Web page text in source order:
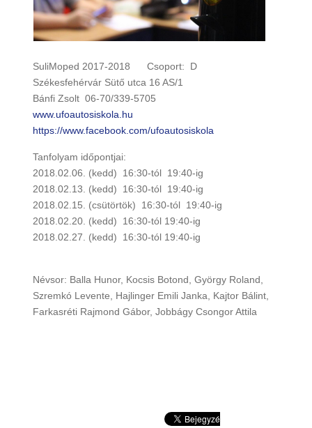
SuliMoped 2017-2018 Csoport: D
Székesfehérvár Sütő utca 16 AS/1
Bánfi Zsolt 06-70/339-5705
www.ufoautosiskola.hu
https://www.facebook.com/ufoautosiskola
Tanfolyam időpontjai:
2018.02.06. (kedd) 16:30-tól 19:40-ig
2018.02.13. (kedd) 16:30-tól 19:40-ig
2018.02.15. (csütörtök) 16:30-tól 19:40-ig
2018.02.20. (kedd) 16:30-tól 19:40-ig
2018.02.27. (kedd) 16:30-tól 19:40-ig
Névsor: Balla Hunor, Kocsis Botond, György Roland,
Szremkó Levente, Hajlinger Emili Janka, Kajtor Bálint,
Farkasréti Rajmond Gábor, Jobbágy Csongor Attila